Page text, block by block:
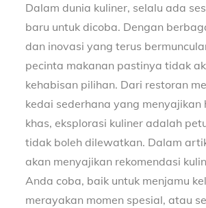
Dalam dunia kuliner, selalu ada
baru untuk dicoba. Dengan
dan inovasi yang terus
pecinta makanan pastinya tidak
kehabisan pilihan. Dari restoran
kedai sederhana yang menyajikan
khas, eksplorasi kuliner adalah
tidak boleh dilewatkan. Dalam
akan menyajikan rekomendasi
Anda coba, baik untuk menjamu
merayakan momen spesial, atau